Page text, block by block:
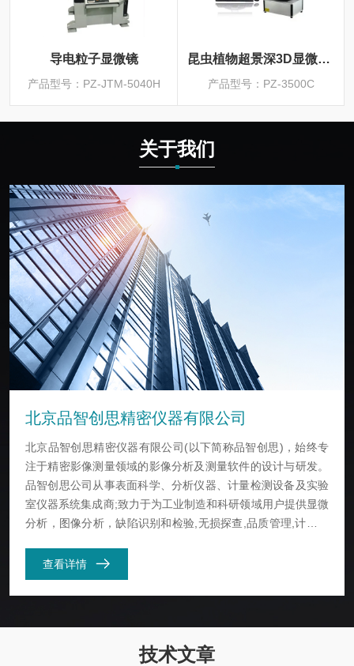
导电粒子显微镜
产品型号：PZ-JTM-5040H
昆虫植物超景深3D显微系统
产品型号：PZ-3500C
关于我们
北京品智创思精密仪器有限公司
北京品智创思精密仪器有限公司(以下简称品智创思)，始终专
注于精密影像测量领域的影像分析及测量软件的设计与研发。
品智创思公司从事表面科学、分析仪器、计量检测设备及实验
室仪器系统集成商;致力于为工业制造和科研领域用户提供显微
分析，图像分析，缺陷识别和检验,无损探查,品质管理,计量，
后服务与维修体系，向用户提供专业成熟细致的服务及全面地
解决方案。公司致力于提高工业产品的质量品质!迄今为止，品
智创思已为多家用户提供产品检测设备，用户遍布机械、电
查看详情
技术文章